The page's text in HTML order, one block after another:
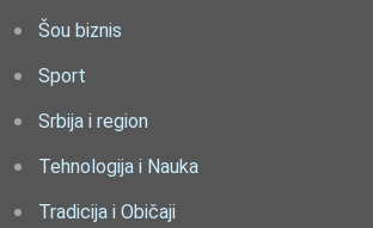
Šou biznis
Sport
Srbija i region
Tehnologija i Nauka
Tradicija i Običaji